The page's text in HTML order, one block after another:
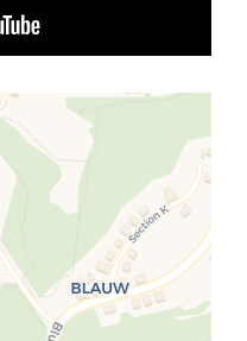
loading...
your page is
files